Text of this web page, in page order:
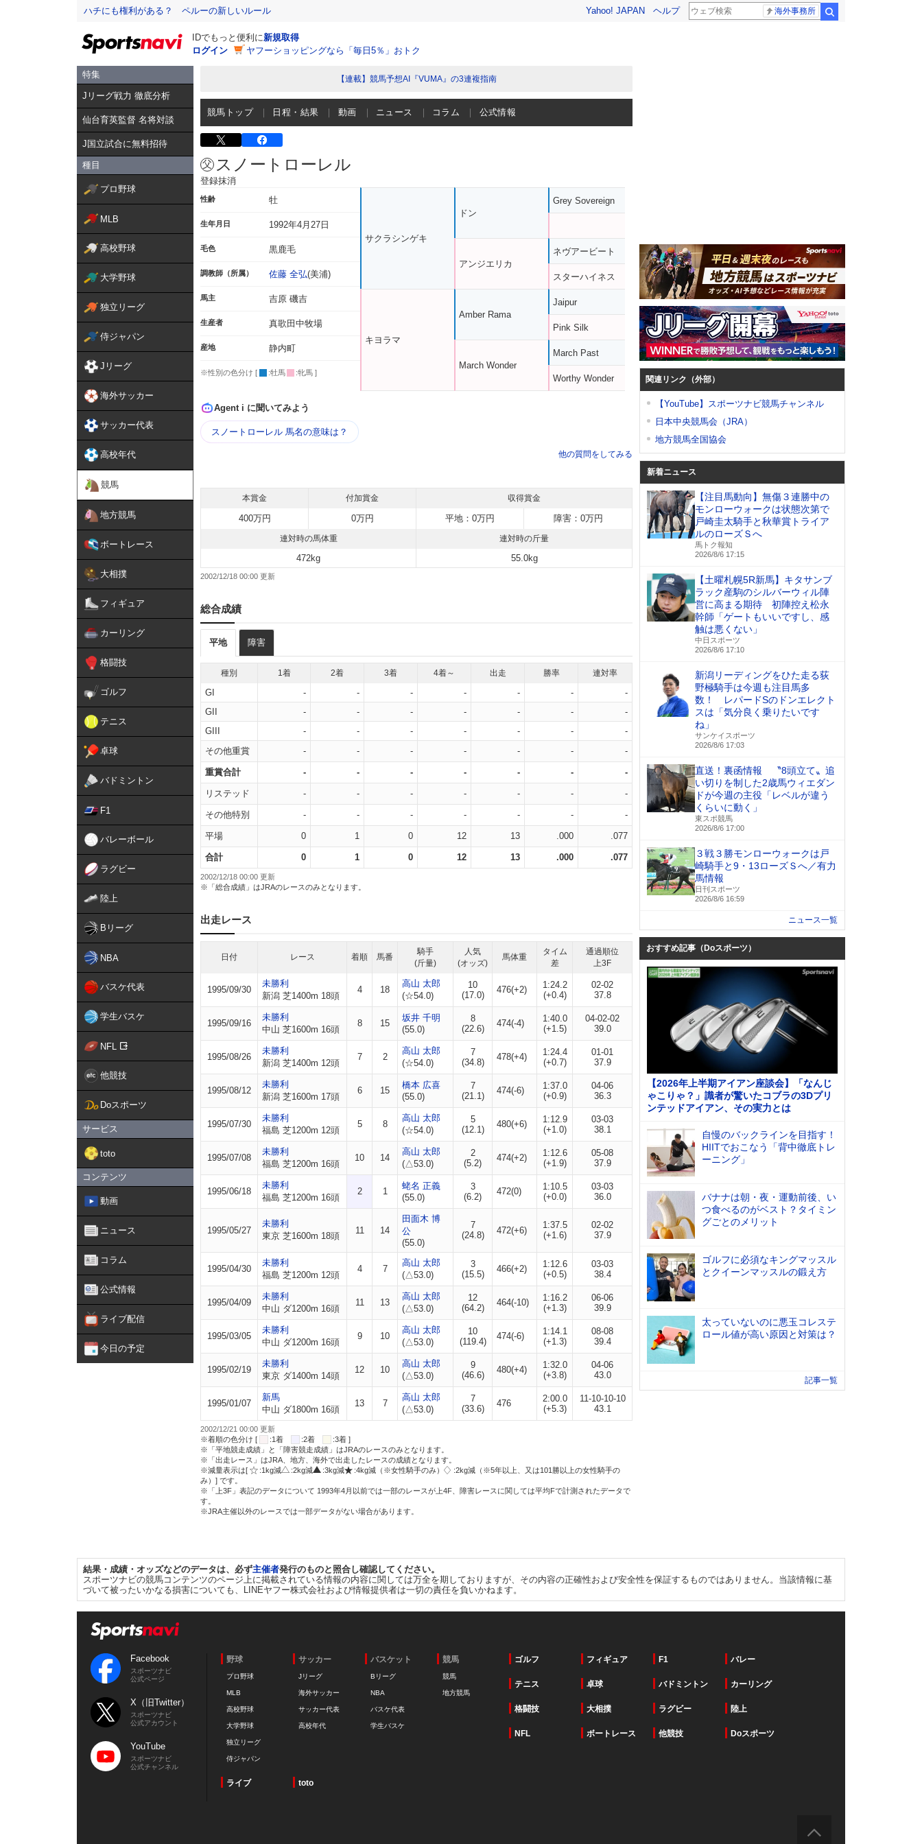
ハチにも権利がある？ ペルーの新しいルール Yahoo! JAPAN ヘルプ 海外事務所
IDでもっと便利に新規取得
ログイン
ヤフーショッピングなら「毎日5％」おトク
特集
Jリーグ戦力 徹底分析
仙台育英監督 名将対談
J国立試合に無料招待
種目
プロ野球
MLB
高校野球
大学野球
独立リーグ
侍ジャパン
Jリーグ
海外サッカー
サッカー代表
高校年代
競馬
地方競馬
ボートレース
大相撲
フィギュア
カーリング
格闘技
ゴルフ
テニス
卓球
バドミントン
F1
バレーボール
ラグビー
陸上
Bリーグ
NBA
バスケ代表
学生バスケ
NFL
他競技
Doスポーツ
サービス
toto
コンテンツ
動画
ニュース
コラム
公式情報
ライブ配信
今日の予定
【連載】競馬予想AI『VUMA』の3連複指南
競馬トップ 日程・結果 動画 ニュース コラム 公式情報
スノートローレル
登録抹消
性齢 牡
生年月日 1992年4月27日
毛色 黒鹿毛
調教師（所属） 佐藤 全弘(美浦)
馬主 吉原 磯吉
生産者 真歌田中牧場
産地 静内町
※性別の色分け [ :牡馬 :牝馬 ]
サクラシンゲキ
キヨラマ
ドン
アンジエリカ
Amber Rama
March Wonder
Grey Sovereign
ネヴアービート
スターハイネス
Jaipur
Pink Silk
March Past
Worthy Wonder
Agent i に聞いてみよう
スノートローレル 馬名の意味は？
他の質問をしてみる
本賞金 付加賞金 収得賞金
400万円 0万円 平地：0万円 障害：0万円
連対時の馬体重 連対時の斤量
472kg 55.0kg
2002/12/18 00:00
総合成績
平地 障害
種別 1着 2着 3着 4着～ 出走 勝率 連対率
GI - - - - - -
-
GII
- - - - - -
-
GIII
- - - - - -
-
その他重賞
- - - - - - -
重賞合計 - - - - - - -
リステッド - - - - - - -
その他特別 - - - - - - -
平場 0 1 0 12 13 .000 .077
合計 0 1 0 12 13 .000 .077
2002/12/18 00:00 更新
※「総合成績」はJRAのレースのみとなります。
出走レース
日付 レース 着順 馬番
騎手
(斤量)
人気
(オッズ)
馬体重
タイム
差
通過順位
上3F
1995/09/30
未勝利
新潟 芝1400m 18頭
4 18
高山 太郎
(☆54.0)
10
(17.0)
476(+2)
1:24.2
(+0.4)
02-02
37.8
1995/09/16
未勝利
中山 芝1600m 16頭
8 15
坂井 千明
(55.0)
8
(22.6)
474(-4)
1:40.0
(+1.5)
04-02-02
39.0
1995/08/26
未勝利
新潟 芝1400m 12頭
7 2
高山 太郎
(☆54.0)
7
(34.8)
478(+4)
1:24.4
(+0.7)
01-01
37.9
1995/08/12
未勝利
新潟 芝1600m 17頭
6 15
橋本 広喜
(55.0)
7
(21.1)
474(-6)
1:37.0
(+0.9)
04-06
36.3
1995/07/30
未勝利
福島 芝1200m 12頭
5 8
高山 太郎
(☆54.0)
5
(12.1)
480(+6)
1:12.9
(+1.0)
03-03
38.1
1995/07/08
未勝利
福島 芝1200m 16頭
10 14
高山 太郎
(△53.0)
2
(5.2)
474(+2)
1:12.6
(+1.9)
05-08
37.9
1995/06/18
未勝利
福島 芝1200m 16頭
2 1
蛯名 正義
(55.0)
3
(6.2)
472(0)
1:10.5
(+0.0)
03-03
36.0
1995/05/27
未勝利
東京 芝1600m 18頭
11 14
田面木 博
公
(55.0)
7
(24.8)
472(+6)
1:37.5
(+1.6)
02-02
37.9
1995/04/30
未勝利
福島 芝1200m 12頭
4 7
高山 太郎
(△53.0)
3
(15.5)
466(+2)
1:12.6
(+0.5)
03-03
38.4
1995/04/09
未勝利
中山 ダ1200m 16頭
11 13
高山 太郎
(△53.0)
12
(64.2)
464(-10)
1:16.2
(+1.3)
06-06
39.9
1995/03/05
未勝利
中山 ダ1200m 16頭
9 10
高山 太郎
(△53.0)
10
(119.4)
474(-6)
1:14.1
(+1.3)
08-08
39.4
1995/02/19
未勝利
東京 ダ1400m 14頭
12 10
高山 太郎
(△53.0)
9
(46.6)
480(+4)
1:32.0
(+3.8)
04-06
43.0
1995/01/07
新馬
中山 ダ1800m 16頭
13 7
高山 太郎
(△53.0)
7
(33.6)
476
2:00.0
(+5.3)
11-10-10-10
43.1
2002/12/21 00:00 更新
※着順の色分け [
:1着 :2着
:3着 ]
※「平地競走成績」と「障害競走成績」はJRAのレースのみとなります。
※「出走レース」はJRA、地方、海外で出走したレースの成績となります。
※減量表示は[
:1kg減 :2kg減 :3kg減 :4kg減（※女性騎手のみ）
:2kg減（※5年以上、又は101勝以上の女性騎手の
み）] です。
※「上3F」表記のデータについて 1993年4月以前では一部のレースが上4F、障害レースに関しては平均Fで計測されたデータで
す。
※JRA主催以外のレースでは一部データがない場合があります。
関連リンク（外部）
【YouTube】スポーツナビ競馬チャンネル
日本中央競馬会（JRA）
地方競馬全国協会
新着ニュース
【注目馬動向】無傷３連勝中の
モンローウォークは状態次第で
戸崎圭太騎手と秋華賞トライア
ルのローズＳへ
馬トク報知
2026/8/6 17:15
【土曜札幌5R新馬】キタサンブ
ラック産駒のシルバーウィル陣
営に高まる期待 初陣控え松永
幹師「ゲートもいいですし、感
触は悪くない」
中日スポーツ
2026/8/6 17:10
新潟リーディングをひた走る荻
野極騎手は今週も注目馬多
数！ レパードSのドンエレクト
スは「気分良く乗りたいです
ね」
サンケイスポーツ
2026/8/6 17:03
直送！裏函情報 〝8頭立て〟追
い切りを制した2歳馬ウィエダン
ドが今週の主役「レベルが違う
くらいに動く」
東スポ競馬
2026/8/6 17:00
３戦３勝モンローウォークは戸
崎騎手と9・13ローズＳへ／有力
馬情報
日刊スポーツ
2026/8/6 16:59
ニュース一覧
おすすめ記事（Doスポーツ）
【2026年上半期アイアン座談会】「なんじ
ゃこりゃ？」識者が驚いたコブラの3Dプリ
ンテッドアイアン、その実力とは
自慢のバックラインを目指す！
HIITでおこなう「背中徹底トレ
ーニング」
バナナは朝・夜・運動前後、い
つ食べるのがベスト？タイミン
グごとのメリット
ゴルフに必須なキングマッスル
とクイーンマッスルの鍛え方
太っていないのに悪玉コレステ
ロール値が高い原因と対策は？
記事一覧
結果・成績・オッズなどのデータは、必ず主催者発行のものと照合し確認してください。
スポーツナビの競馬コンテンツのページ上に掲載されている情報の内容に関しては万全を期しておりますが、その内容の正確性および安全性を保証するものではありません。当該情報に基
づいて被ったいかなる損害についても、LINEヤフー株式会社および情報提供者は一切の責任を負いかねます。
Facebook
スポーツナビ
公式ページ
X（旧Twitter）
スポーツナビ
公式アカウント
YouTube
スポーツナビ
公式チャンネル
野球
プロ野球
MLB
高校野球
大学野球
独立リーグ
侍ジャパン
サッカー
Jリーグ
海外サッカー
サッカー代表
高校年代
バスケット
Bリーグ
NBA
バスケ代表
学生バスケ
競馬
競馬
地方競馬
ゴルフ フィギュア F1 バレー
テニス 卓球 バドミントン カーリング
格闘技 大相撲 ラグビー 陸上
NFL ボートレース 他競技 Doスポーツ
ライブ toto